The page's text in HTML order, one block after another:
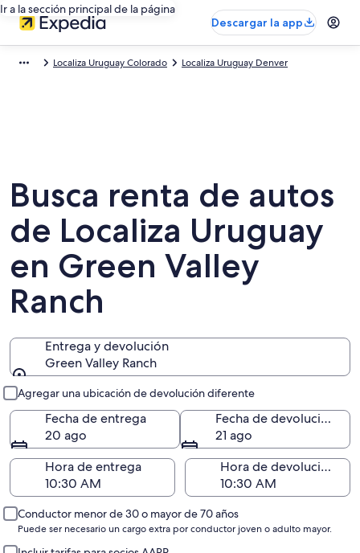
Ir a la sección principal de la página
Descargar la app
Localiza Uruguay Colorado Localiza Uruguay Denver
Busca renta de autos
de Localiza Uruguay
en Green Valley
Ranch
Entrega y devolución
Green Valley Ranch
Agregar una ubicación de devolución diferente
Fecha de entrega
20 ago
Fecha de devolución
21 ago
Hora de entrega
Hora de devolución
Conductor menor de 30 o mayor de 70 años
Puede ser necesario un cargo extra por conductor joven o adulto mayor.